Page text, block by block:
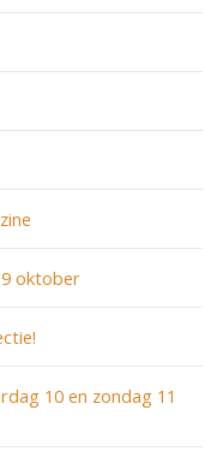
oktober
10 en zondag 11